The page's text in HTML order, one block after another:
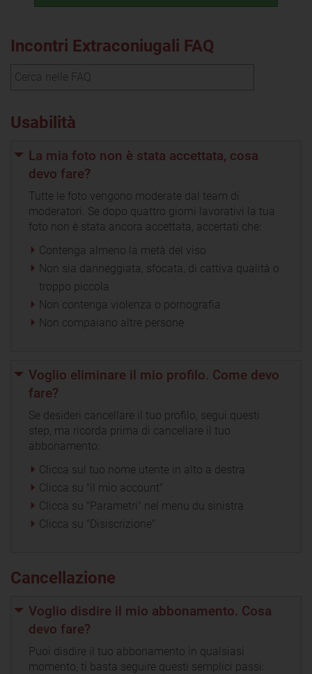
Incontri Extraconiugali FAQ
Usabilità
La mia foto non è stata accettata, cosa
devo fare?
Tutte le foto vengono moderate dal team di
moderatori. Se dopo quattro giorni lavorativi la tua
foto non è stata ancora accettata, accertati che:
Contenga almeno la metà del viso
Non sia danneggiata, sfocata, di cattiva qualità o
troppo piccola
Non contenga violenza o pornografia
Non compaiano altre persone
Voglio eliminare il mio profilo. Come devo
fare?
Se desideri cancellare il tuo profilo, segui questi
step, ma ricorda prima di cancellare il tuo
abbonamento:
Clicca sul tuo nome utente in alto a destra
Clicca su "il mio account"
Clicca su "Parametri" nel menu du sinistra
Clicca su "Disiscrizione"
Cancellazione
Voglio disdire il mio abbonamento. Cosa
devo fare?
Puoi disdire il tuo abbonamento in qualsiasi
momento, ti basta seguire questi semplici passi: